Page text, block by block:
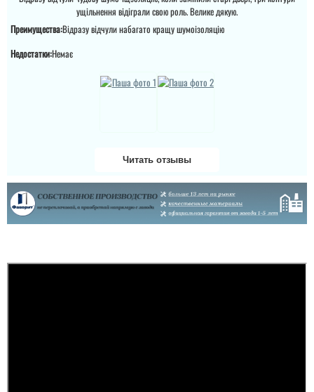
вибрав одні з дорогих,
якість, надійність,
гарантія. Пройшло
півтора року і двері
Гарантійний сервіс
відповідь, від кого...
ущільнення відіграли свою роль. Велике дякую.
Преимущества:Відразу відчули набагато кращу шумоізоляцію
Недостатки:Немає
Читать отзывы